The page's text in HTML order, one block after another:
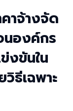
าจ้างจัด
นองค์กร
งขันใน
ธีเฉพาะ